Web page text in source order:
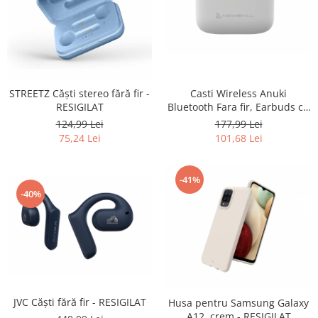
Gaming, Carti & Birotica
Birotica & Papetarie
Console, Jocuri & Accesorii
Accesorii aparate de ras electrice
Accesorii aparate hair styling
Aparate & Accesorii ingrijire
Articole Sanatate si Wellness
Consumabile sanitare
Cosmetice si produse ingrijire
personala
Igiena dentara
Hrana bebelusi
STREETZ Căști stereo fără fir -
RESIGILAT
124,99 Lei
75,24 Lei
Casti Wireless Anuki
Bluetooth Fara fir, Earbuds cu
control touch- RESIGILATE
177,99 Lei
101,68 Lei
-40%
JVC Căști fără fir - RESIGILAT
-41%
Husa pentru Samsung Galaxy